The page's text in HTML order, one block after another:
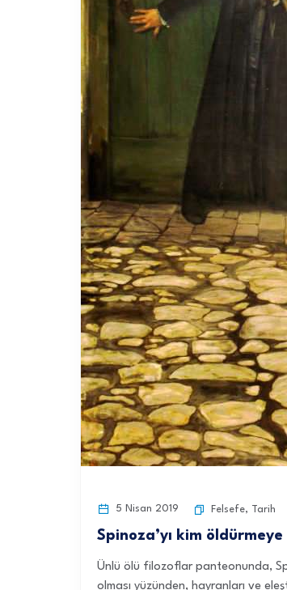
5 Nisan 2019 Felsefe, Tarih
Spinoza’yı kim öldürmeye
Ünlü ölü filozoflar panteonunda,
olması yüzünden, hayranları ve